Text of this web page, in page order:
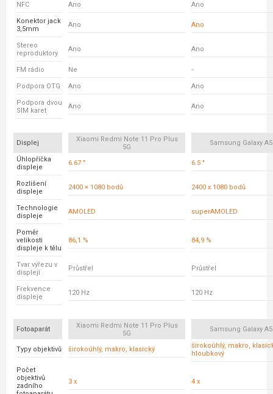
NFC Ano Ano
Konektor jack
3,5mm
Ano Ano
Stereo
reproduktory
Ano Ano
FM rádio Ne -
Podpora OTG Ano Ano
Podpora dvou
SIM karet
Ano Ano
Displej
Xiaomi Redmi Note 11 Pro Plus
5G
Samsung Galaxy
Úhlopříčka
displeje
6.67 " 6.5 "
Rozlišení
displeje
2400 × 1080 bodů 2400 x 1080 bodů
Technologie
displeje
AMOLED superAMOLED
Poměr
velikosti
displeje k tělu
86,1 % 84,9 %
Tvar výřezu v
displeji
Průstřel Průstřel
Frekvence
displeje
120 Hz 120 Hz
Fotoaparát
Xiaomi Redmi Note 11 Pro Plus
5G
Samsung Galaxy
Typy objektivů širokoúhlý, makro, klasický
širokoúhlý, makro,
hloubkový
Počet
objektivů
zadního
3 x 4 x